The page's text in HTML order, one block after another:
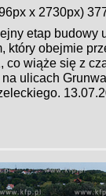
x 2730px)
etap budowy
który obejmie
co wiąże się z
ulicach